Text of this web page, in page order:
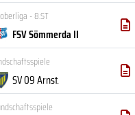
- 8.ST
FSV Sömmerda II
SV 09 Arnst.